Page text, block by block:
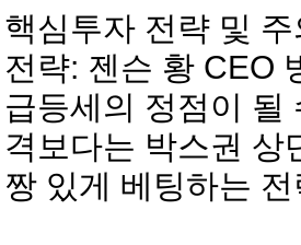
핵심투자 전략 및
전략: 젠슨 황 CEO
급등세의 정점이 될
격보다는 박스권 상
짱 있게 베팅하는